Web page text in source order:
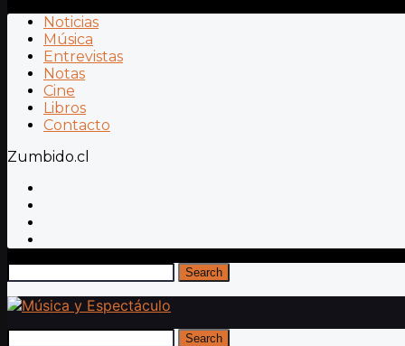
Noticias
Música
Entrevistas
Notas
Cine
Libros
Contacto
Zumbido.cl
Search
Search